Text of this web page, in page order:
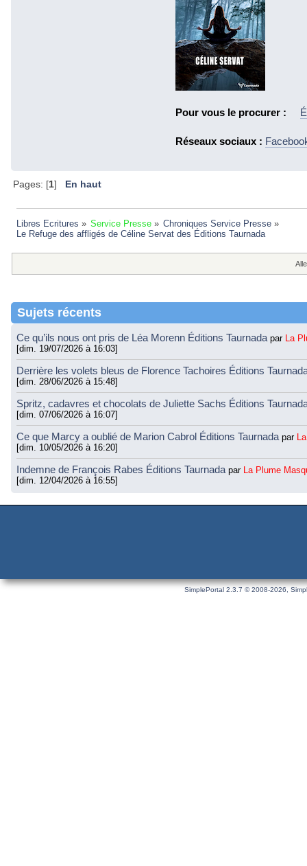
Pour vous le procurer :
Réseaux sociaux :
Pages: [1] En haut
Libres Ecritures » Service Presse» Chroniques Service Presse »
Le Refuge des affligés de Céline Servat des Éditions Taurnada
Sujets récents
Ce qu’ils nous ont pris de Léa Morenn Éditions Taurnada par La
[dim. 19/07/2026 à 16:03]
Derrière les volets bleus de Florence Tachoires Éditions
[dim. 28/06/2026 à 15:48]
Spritz, cadavres et chocolats de Juliette Sachs Éditions
[dim. 07/06/2026 à 16:07]
Ce que Marcy a oublié de Marion Cabrol Éditions Taurnada par
[dim. 10/05/2026 à 16:20]
Indemne de François Rabes Éditions Taurnada par La Plume
[dim. 12/04/2026 à 16:55]
SimplePortal 2.3.7 © 2008-2026,